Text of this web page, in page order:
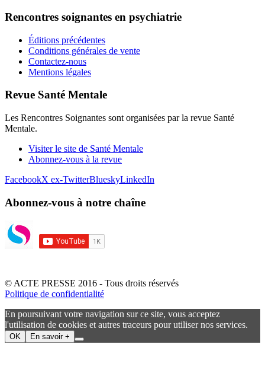
Rencontres soignantes en psychiatrie
Éditions précédentes
Conditions générales de vente
Contactez-nous
Mentions légales
Revue Santé Mentale
Les Rencontres Soignantes sont organisées par la revue Santé
Mentale.
Visiter le site de Santé Mentale
Abonnez-vous à la revue
FacebookX ex-TwitterBlueskyLinkedIn
Abonnez-vous à notre chaîne
© ACTE PRESSE 2016 - Tous droits réservés
Politique de confidentialité
En poursuivant votre navigation sur ce site, vous acceptez
l'utilisation de cookies et autres traceurs pour utiliser nos services.
OK En savoir +